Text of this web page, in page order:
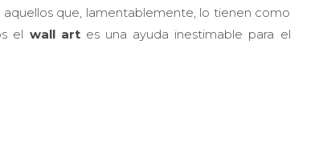
que, lamentablemente, lo tienen como
el wall artes una ayuda inestimable para el